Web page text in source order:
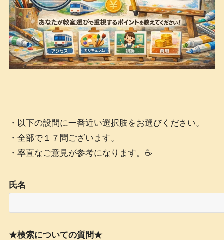
・以下の設問に一番近い選択肢をお選びください。
・全部で１７問ございます。
・率直なご意見が参考になります。☕
氏名
★検索についての質問★